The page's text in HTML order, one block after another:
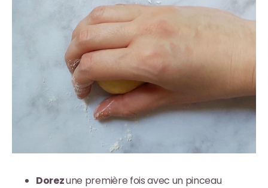
Dorezune première fois avec un pinceau